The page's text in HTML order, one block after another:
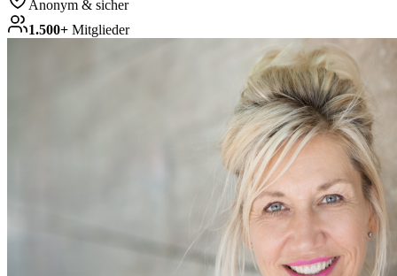
Anonym & sicher
1.500+ Mitglieder